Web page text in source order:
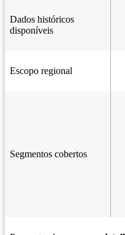
Dados históricos
disponíveis
Escopo regional
Segmentos cobertos